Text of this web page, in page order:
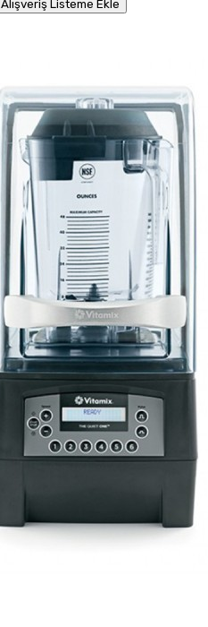
Alışveriş Listeme Ekle